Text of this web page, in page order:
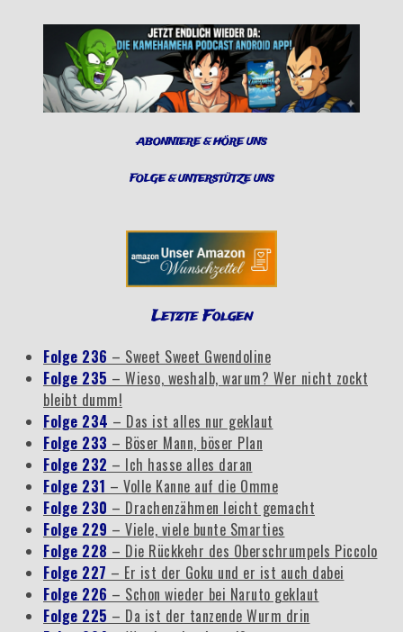
ABONNIERE & HÖRE UNS
FOLGE & UNTERSTÜTZE UNS
Letzte Folgen
Folge 236 – Sweet Sweet Gwendoline
Folge 235 – Wieso, weshalb, warum? Wer nicht zockt
bleibt dumm!
Folge 234 – Das ist alles nur geklaut
Folge 233 – Böser Mann, böser Plan
Folge 232 – Ich hasse alles daran
Folge 231 – Volle Kanne auf die Omme
Folge 230 – Drachenzähmen leicht gemacht
Folge 229 – Viele, viele bunte Smarties
Folge 228 – Die Rückkehr des Oberschrumpels Piccolo
Folge 227 – Er ist der Goku und er ist auch dabei
Folge 226 – Schon wieder bei Naruto geklaut
Folge 225 – Da ist der tanzende Wurm drin